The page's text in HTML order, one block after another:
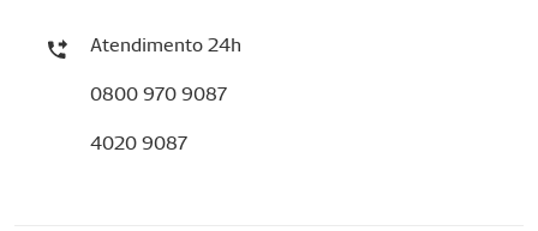
Atendimento 24h
0800 970 9087
4020 9087